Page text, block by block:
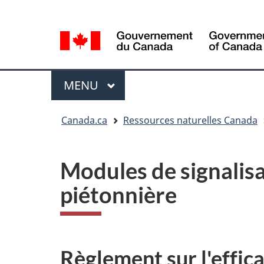
de
la
langue
selection
Menu
MENU PRINCIPAL
Canada.ca Ressources naturelles Canada
Modules de
piétonnière
Règlement sur